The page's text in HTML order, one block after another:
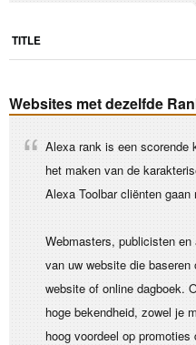
TITLE
Websites met dezelfde
Alexa rank is een scorende
het maken van de
Alexa Toolbar cliënten gaan
Webmasters, publicisten en
van uw website die
website of online dagboek.
hoge bekendheid, zowel je
hoog voordeel op